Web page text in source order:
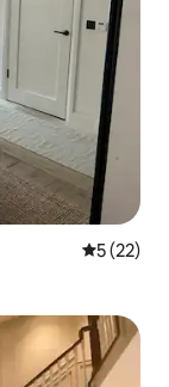
prosječna
5 (22)